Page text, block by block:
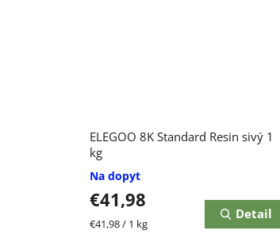
ELEGOO 8K Standard Resin sivý 1
kg
Na dopyt
€41,98
Jednotková
€41,98 / 1 kg
Detail